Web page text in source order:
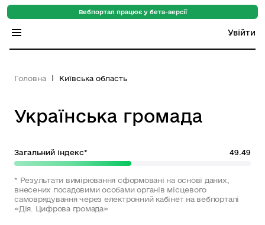
Вебпортал працює у бета-версії
Увійти
Цифровий путівник
Головна Київська область
Українська громада
Загальний індекс* 49.49
* Результати вимірювання сформовані на основі даних,
внесених посадовими особами органів місцевого
самоврядування через електронний кабінет на вебпорталі
«Дія. Цифрова громада»